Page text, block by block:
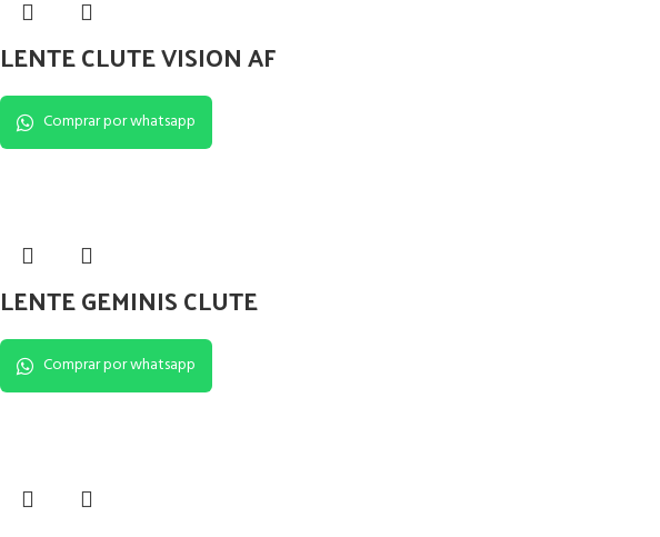
LENTE CLUTE VISION AF
Comprar por whatsapp
LENTE GEMINIS CLUTE
Comprar por whatsapp